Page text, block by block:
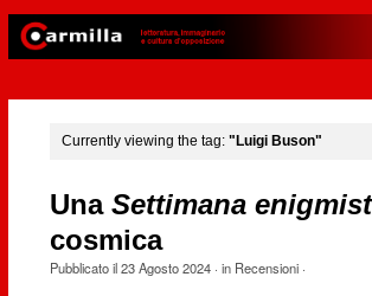
Currently viewing the tag: "Luigi Buson"
Una Settimana
cosmica
Pubblicato il23 Agosto 2024· in Recensioni·